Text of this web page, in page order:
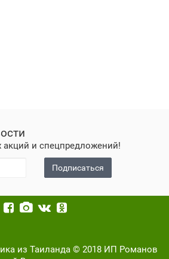
акций и спецпредложений!
Подписаться
из Таиланда © 2018 ИП Романов